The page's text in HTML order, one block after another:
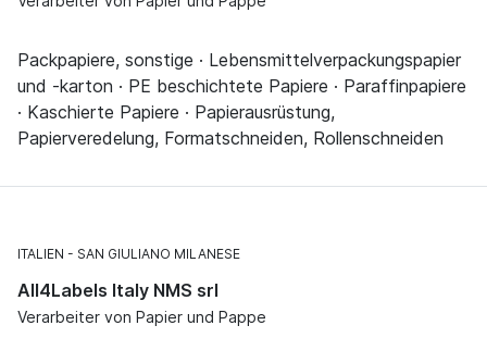
Packpapiere, sonstige · Lebensmittelverpackungspapier
und -karton · PE beschichtete Papiere · Paraffinpapiere
· Kaschierte Papiere · Papierausrüstung,
Papierveredelung, Formatschneiden, Rollenschneiden
ITALIEN SAN GIULIANO MILANESE
All4Labels Italy NMS srl
Verarbeiter von Papier und Pappe